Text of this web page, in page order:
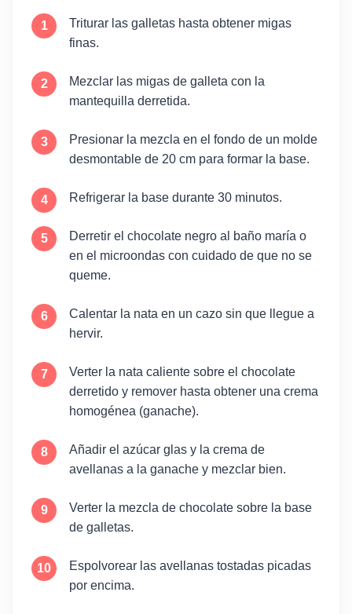
Triturar las galletas hasta obtener migas
finas.
Mezclar las migas de galleta con la
mantequilla derretida.
Presionar la mezcla en el fondo de un molde
desmontable de 20 cm para formar la base.
Refrigerar la base durante 30 minutos.
Derretir el chocolate negro al baño maría o
en el microondas con cuidado de que no se
queme.
Calentar la nata en un cazo sin que llegue a
hervir.
Verter la nata caliente sobre el chocolate
derretido y remover hasta obtener una crema
homogénea (ganache).
Añadir el azúcar glas y la crema de
avellanas a la ganache y mezclar bien.
Verter la mezcla de chocolate sobre la base
de galletas.
Espolvorear las avellanas tostadas picadas
por encima.